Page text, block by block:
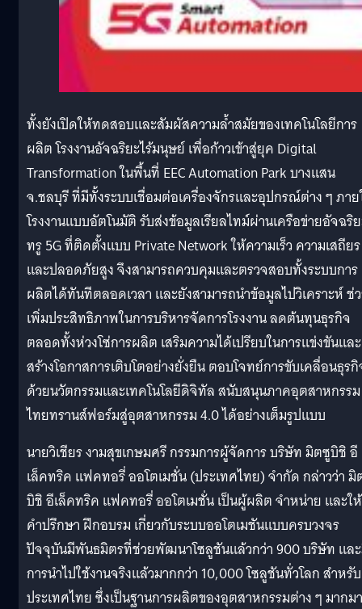
ทั้งยังเปิดให้ทดสอบและสัมผัสความล้ำสมัยของเทคโนโลยีการ
ผลิต โรงงานอัจฉริยะไร้มนุษย์ เพื่อก้าวเข้าสู่ยุค Digital
Transformation ในพื้นที่ EEC Automation Park บางแสน
จ.ชลบุรี ที่มีทั้งระบบเชื่อมต่อเครื่องจักรและอุปกรณ์ต่าง ๆ ภา
โรงงานแบบอัตโนมัติ รับส่งข้อมูลเรียลไทม์ผ่านเครือข่ายอัจฉริ
ทรู 5G ที่ติดตั้งแบบ Private Network ให้ความเร็ว ความเสถียร
และปลอดภัยสูง จึงสามารถควบคุมและตรวจสอบทั้งระบบการ
ผลิตได้ทันทีตลอดเวลา และยังสามารถนำข้อมูลไปวิเคราะห์ ช่
เพิ่มประสิทธิภาพในการบริหารจัดการโรงงาน ลดต้นทุนธุรกิจ
ตลอดทั้งห่วงโซ่การผลิต เสริมความได้เปรียบในการแข่งขันและ
สร้างโอกาสการเติบโตอย่างยั่งยืน ตอบโจทย์การขับเคลื่อนธุร
ด้วยนวัตกรรมและเทคโนโลยีดิจิทัล สนับสนุนภาคอุตสาหกรรม
ไทยทรานส์ฟอร์มสู่อุตสาหกรรม 4.0 ได้อย่างเต็มรูปแบบ
นายวิเชียร งามสุขเกษมศรี กรรมการผู้จัดการ บริษัท มิตซูบิชิ อี
เล็คทริค แฟคทอรี่ ออโตเมชั่น (ประเทศไทย) จำกัด กล่าวว่า
บิชิ อีเล็คทริค แฟคทอรี่ ออโตเมชั่น เป็นผู้ผลิต จำหน่าย และให้
คำปรึกษา ฝึกอบรม เกี่ยวกับระบบออโตเมชันแบบครบวงจร
ปัจจุบันมีพันธมิตรที่ช่วยพัฒนาโซลูชันแล้วกว่า 900 บริษัท แล
การนำไปใช้งานจริงแล้วมากกว่า 10,000 โซลูชันทั่วโลก สำหรับ
ประเทศไทย ซึ่งเป็นฐานการผลิตของอุตสาหกรรมต่าง ๆ มากม